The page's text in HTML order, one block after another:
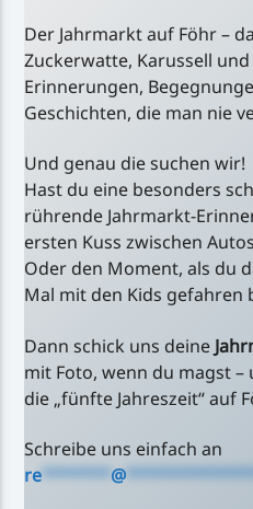
Der Jahrmarkt auf Föhr –
Zuckerwatte, Karussell
Erinnerungen,
Geschichten, die man nie
Und genau die suchen wir!
Hast du eine besonders
rührende Jahrmarkt-
ersten Kuss zwischen
Oder den Moment, als du
Mal mit den Kids gefahren
Dann schick uns deine
mit Foto, wenn du magst
die „fünfte Jahreszeit“ auf
Schreibe uns einfach an
re*******@